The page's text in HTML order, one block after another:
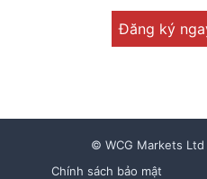
Đăng ký
© WCG Markets Ltd
Chính sách bảo mật